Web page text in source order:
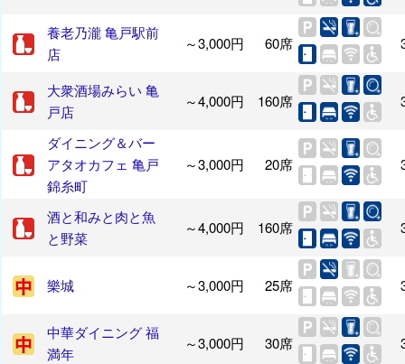
養老乃瀧 亀戸駅前
店
～3,000円 60席
大衆酒場みらい 亀
戸店
～4,000円 160席
ダイニング＆バー
アタオカフェ 亀戸
錦糸町
～3,000円 20席
酒と和みと肉と魚
と野菜
～4,000円 160席
樂城 ～3,000円 25席
中華ダイニング 福
満年
～3,000円 30席